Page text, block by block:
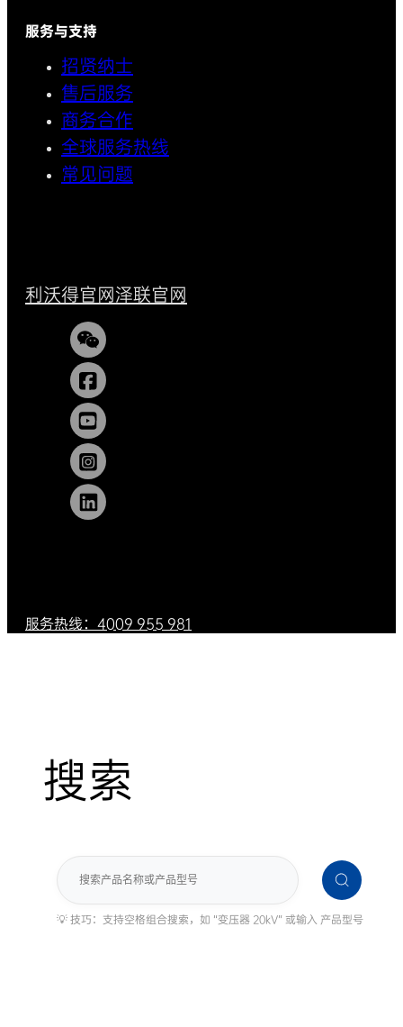
服务与支持
招贤纳士
售后服务
商务合作
全球服务热线
常见问题
利沃得官网泽联官网
服务热线：4009 955 981
搜索